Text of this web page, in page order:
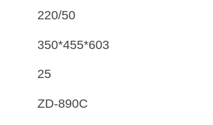
220/50
350*455*603
25
ZD-890C